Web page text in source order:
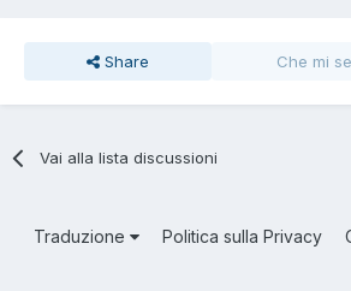
Share Che mi
Vai alla lista discussioni
Traduzione Politica sulla Privacy